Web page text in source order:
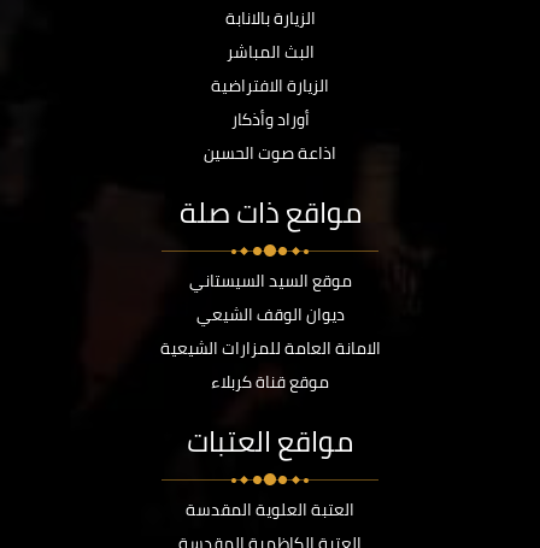
الزيارة بالانابة
البث المباشر
الزيارة الافتراضية
أوراد وأذكار
اذاعة صوت الحسين
مواقع ذات صلة
موقع السيد السيستاني
ديوان الوقف الشيعي
الامانة العامة للمزارات الشيعية
موقع قناة كربلاء
مواقع العتبات
العتبة العلوية المقدسة